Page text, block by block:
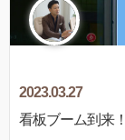
2023.03.27
看板ブーム到来